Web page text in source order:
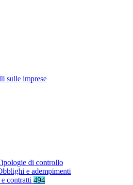
sulle imprese
di controllo
e adempimenti
contratti 494